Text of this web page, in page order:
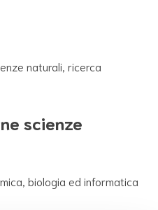
naturali, ricerca
scienze
biologia ed informatica